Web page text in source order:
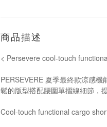
商品描述
< Persevere cool-touch
PERSEVERE 夏季最終款涼感
鬆的版型搭配腰圍單摺線細節，
Cool-touch functional cargo